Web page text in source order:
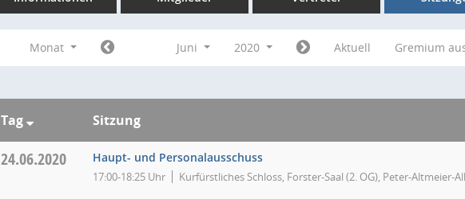
Monat Juni 2020 Aktuell Gremium
Tag Sitzung
24.06.2020 Haupt- und Personalausschuss
17:00-18:25 Uhr Kurfürstliches Schloss, Forster-Saal (2. OG), Peter-Altmeier-